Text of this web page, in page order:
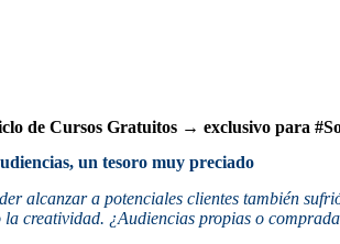
de Cursos Gratuitos → exclusivo para
un tesoro muy preciado
alcanzar a potenciales clientes también
creatividad. ¿Audiencias propias o